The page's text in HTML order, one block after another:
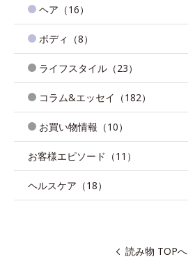
ヘア（16）
ボディ（8）
ライフスタイル（23）
コラム&エッセイ（182）
お買い物情報（10）
お客様エピソード（11）
ヘルスケア（18）
読み物 TOPへ